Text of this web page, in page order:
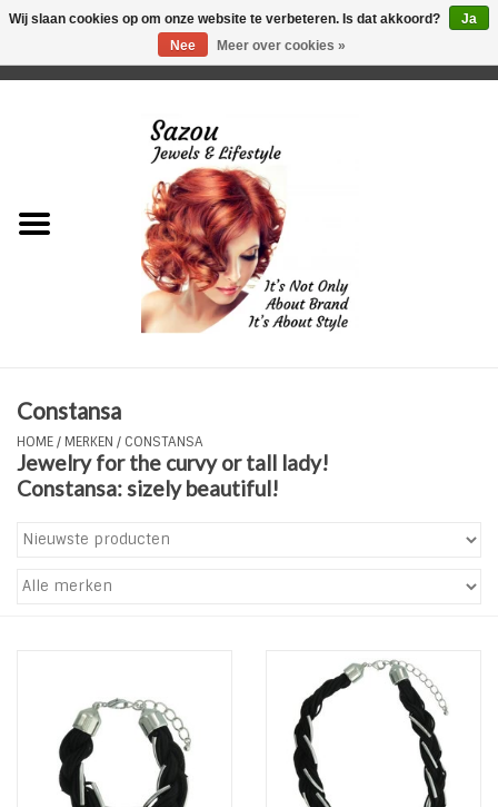
Just for Him
Plus Size Sieraden
Enkelbandjes
Tassen en meer
Fashion
ON THE BEACH
Constansa
HOME/ MERKEN / CONSTANSA
Jewelry for the curvy or tall lady!
Constansa: sizely beautiful!
Wij slaan cookies op om onze website te verbeteren. Is dat akkoord?
Ja
Nee
Meer over cookies »